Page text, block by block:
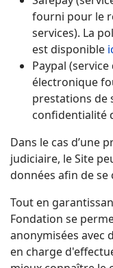
fourni pour le
services). La
est disponible
Paypal
électronique
prestations de
confidentialité
Dans le cas d’une
judiciaire, le Site
données afin de
Tout en
Fondation se
anonymisées avec
en charge